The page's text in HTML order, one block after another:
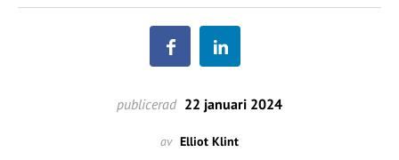
publicerad 22 januari 2024
av Elliot Klint